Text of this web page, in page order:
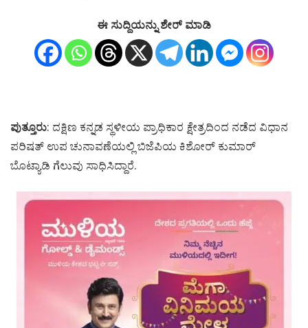
ಈ ಸುದ್ದಿಯನ್ನು ಶೇರ್ ಮಾಡಿ
ಪುತ್ತೂರು: ದಕ್ಷಿಣ ಕನ್ನಡ ಸ್ಥಳೀಯ ಪ್ರಾಧಿಕಾರ ಕ್ಷೇತ್ರದಿಂದ ನಡೆದ ವಿಧಾನ
ಪರಿಷತ್‌ ಉಪ ಚುನಾವಣೆಯಲ್ಲಿ ಬಿಜೆಪಿಯ ಕಿಶೋರ್ ಕುಮಾರ್
ಬೊಟ್ಯಾಡಿ ಗೆಲುವು ಸಾಧಿಸಿದ್ದಾರೆ.